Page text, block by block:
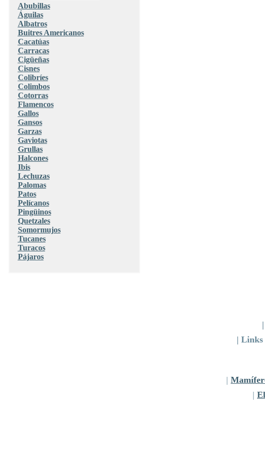
Abubillas
Águilas
Albatros
Buitres Americanos
Cacatúas
Carracas
Cigüeñas
Cisnes
Colibríes
Colimbos
Cotorras
Flamencos
Gallos
Gansos
Garzas
Gaviotas
Grullas
Halcones
Ibis
Lechuzas
Palomas
Patos
Pelícanos
Pingüinos
Quetzales
Somormujos
Tucanes
Turacos
Pájaros
|
| Links
|
|